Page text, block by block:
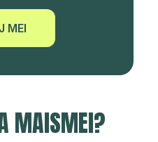
MEI
MAISMEI?